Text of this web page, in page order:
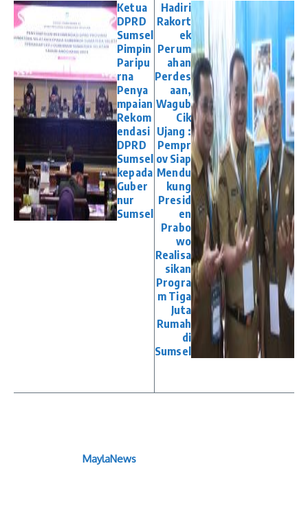
Ketua
DPRD
Sumsel
Pimpin
Paripu
rna
Penya
mpaian
Rekom
endasi
DPRD
Sumsel
kepada
Guber
nur
Sumsel
Hadiri
Rakort
ek
Perum
ahan
Perdes
aan,
Wagub
Cik
Ujang :
Pempr
ov Siap
Mendu
kung
Presid
en
Prabo
wo
Realisa
sikan
Progra
m Tiga
Juta
Rumah
di
Sumsel
MaylaNews